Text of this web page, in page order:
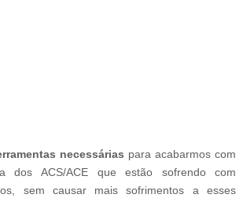
necessárias para acabarmos com
dos ACS/ACE que estão sofrendo com
sem causar mais sofrimentos a esses